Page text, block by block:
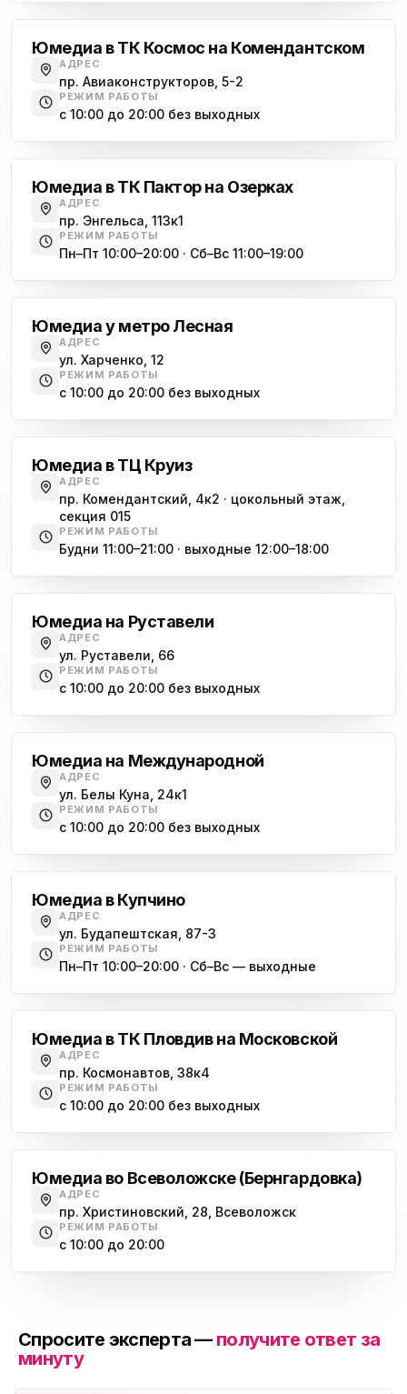
Юмедиа в ТК Космос на Комендантском
АДРЕС
пр. Авиаконструкторов, 5-2
РЕЖИМ РАБОТЫ
с 10:00 до 20:00 без выходных
Юмедиа в ТК Пактор на Озерках
АДРЕС
пр. Энгельса, 113к1
РЕЖИМ РАБОТЫ
Пн–Пт 10:00–20:00 · Сб–Вс 11:00–19:00
Юмедиа у метро Лесная
АДРЕС
ул. Харченко, 12
РЕЖИМ РАБОТЫ
с 10:00 до 20:00 без выходных
Юмедиа в ТЦ Круиз
АДРЕС
пр. Комендантский, 4к2 · цокольный этаж,
секция 015
РЕЖИМ РАБОТЫ
Будни 11:00–21:00 · выходные 12:00–18:00
Юмедиа на Руставели
АДРЕС
ул. Руставели, 66
РЕЖИМ РАБОТЫ
с 10:00 до 20:00 без выходных
Юмедиа на Международной
АДРЕС
ул. Белы Куна, 24к1
РЕЖИМ РАБОТЫ
с 10:00 до 20:00 без выходных
Юмедиа в Купчино
АДРЕС
ул. Будапештская, 87-3
РЕЖИМ РАБОТЫ
Пн–Пт 10:00–20:00 · Сб–Вс — выходные
Юмедиа в ТК Пловдив на Московской
АДРЕС
пр. Космонавтов, 38к4
РЕЖИМ РАБОТЫ
с 10:00 до 20:00 без выходных
Юмедиа во Всеволожске (Бернгардовка)
АДРЕС
пр. Христиновский, 28, Всеволожск
РЕЖИМ РАБОТЫ
с 10:00 до 20:00
Спросите эксперта — получите ответ за
минуту